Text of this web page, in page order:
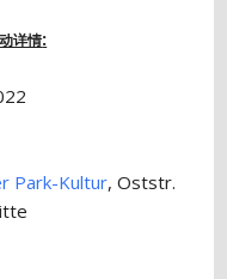
详情:
Park-Kultur, Oststr.